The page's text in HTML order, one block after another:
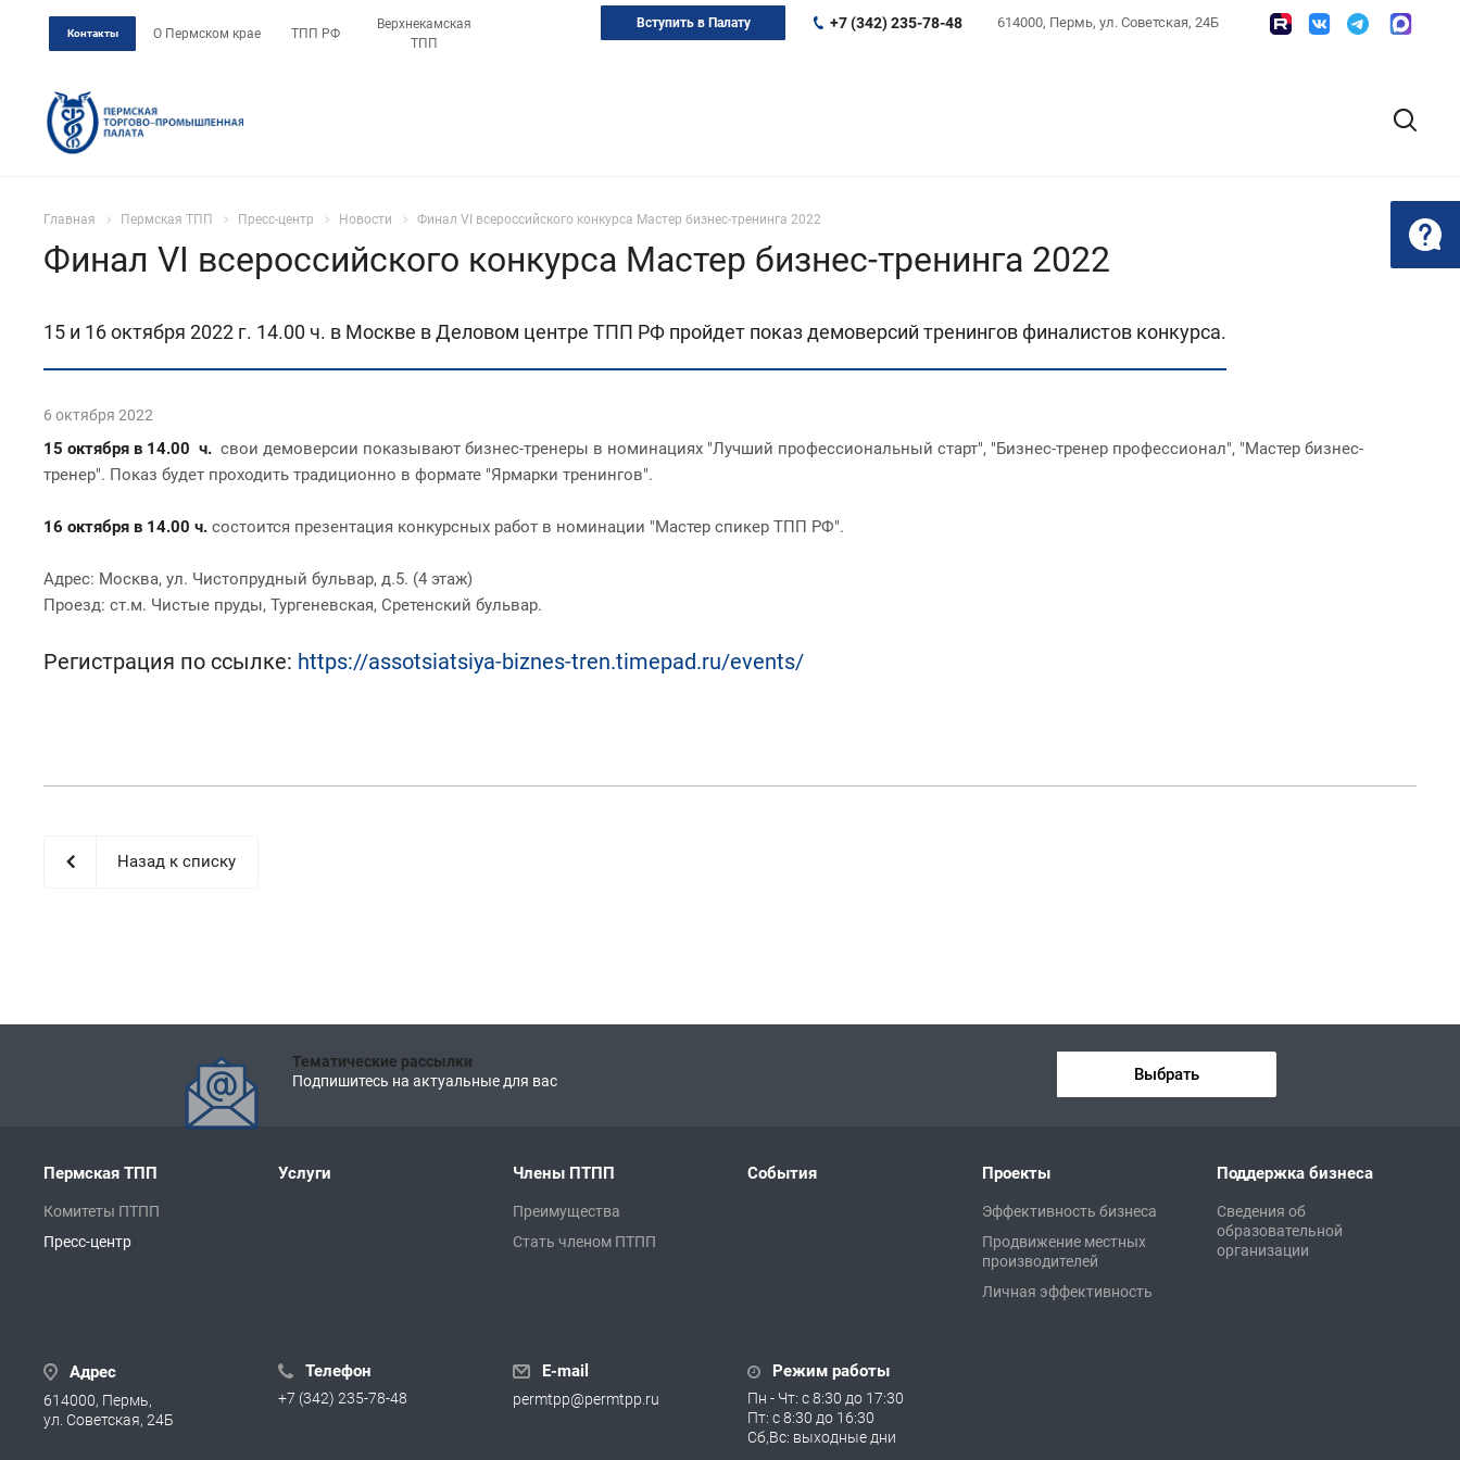
Контакты О Пермском крае ТПП РФ
Верхнекамская
ТПП
614000, Пермь, ул. Советская, 24Б
+7 (342) 235-78-48
Вступить в Палату
Главная Пермская ТПП Пресс-центр Новости Финал VI всероссийского конкурса Мастер бизнес-тренинга 2022
Финал VI всероссийского конкурса Мастер бизнес-тренинга 2022
15 и 16 октября 2022 г. 14.00 ч. в Москве в Деловом центре ТПП РФ пройдет показ демоверсий тренингов финалистов конкурса.
6 октября 2022
15 октября в 14.00 ч. свои демоверсии показывают бизнес-тренеры в номинациях "Лучший профессиональный старт", "Бизнес-тренер профессионал", "Мастер бизнес-
тренер". Показ будет проходить традиционно в формате "Ярмарки тренингов".
16 октября в 14.00 ч. состоится презентация конкурсных работ в номинации "Мастер спикер ТПП РФ".
Адрес: Москва, ул. Чистопрудный бульвар, д.5. (4 этаж)
Проезд: ст.м. Чистые пруды, Тургеневская, Сретенский бульвар.
Регистрация по ссылке: https://assotsiatsiya-biznes-tren.timepad.ru/events/
Назад к списку
Тематические рассылки
Подпишитесь на актуальные для вас
Выбрать
Пермская ТПП
Комитеты ПТПП
Пресс-центр
Услуги Члены ПТПП
Преимущества
Стать членом ПТПП
События Проекты
Эффективность бизнеса
Продвижение местных
производителей
Личная эффективность
Поддержка бизнеса
Сведения об
образовательной
организации
Адрес
614000, Пермь,
ул. Советская, 24Б
Телефон
+7 (342) 235-78-48
E-mail
permtpp@permtpp.ru
Режим работы
Пн - Чт: с 8:30 до 17:30
Пт: с 8:30 до 16:30
Сб,Вс: выходные дни